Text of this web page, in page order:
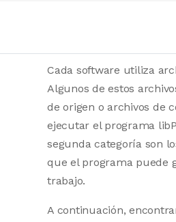
Cada software utiliza
Algunos de estos
de origen o archivos de
ejecutar el programa
segunda categoría son
que el programa puede
trabajo.
A continuación,